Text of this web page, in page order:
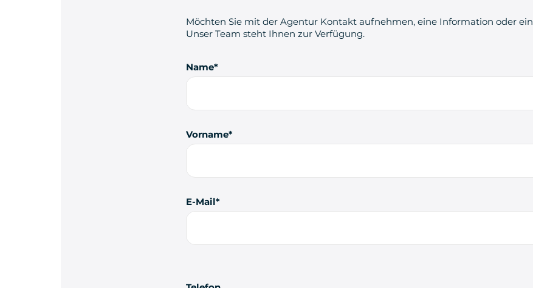
Möchten Sie mit der Agentur Kontakt aufnehmen, eine Information oder
Unser Team steht Ihnen zur Verfügung.
Name
Vorname
E-Mail